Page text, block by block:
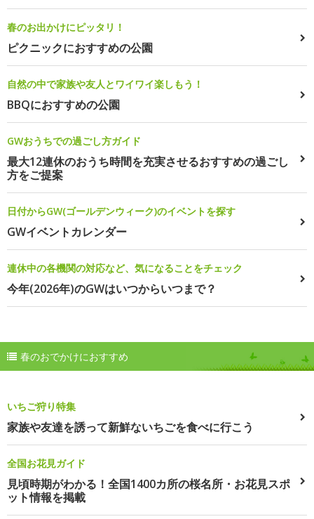
春のお出かけにピッタリ！
ピクニックにおすすめの公園
自然の中で家族や友人とワイワイ楽しもう！
BBQにおすすめの公園
GWおうちでの過ごし方ガイド
最大12連休のおうち時間を充実させるおすすめの過ごし
方をご提案
日付からGW(ゴールデンウィーク)のイベントを探す
GWイベントカレンダー
連休中の各機関の対応など、気になることをチェック
今年(2026年)のGWはいつからいつまで？
春のおでかけにおすすめ
いちご狩り特集
家族や友達を誘って新鮮ないちごを食べに行こう
全国お花見ガイド
見頃時期がわかる！全国1400カ所の桜名所・お花見スポ
ット情報を掲載